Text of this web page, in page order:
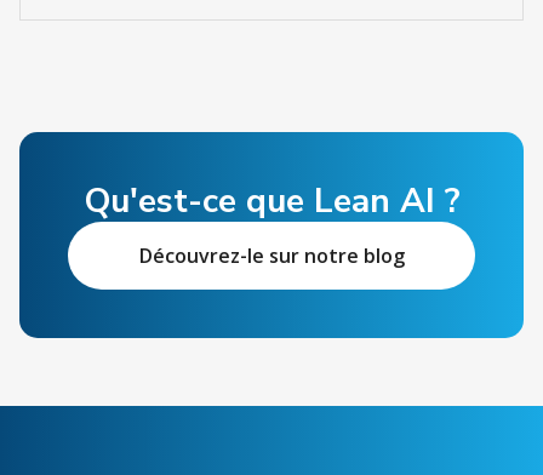
Qu'est-ce que Lean AI ?
Découvrez-le sur notre blog